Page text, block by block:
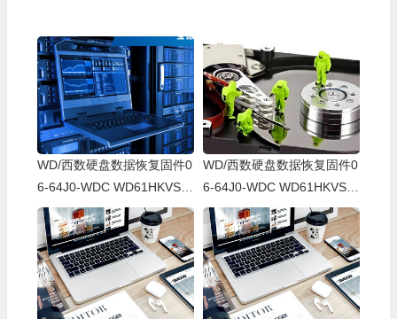
WD/西数硬盘数据恢复固件0
6-64J0-WDC WD61HKVS-7
8AUSY0-80-00A80-WD-WX
52D71DH04K-00060064-27
00
WD/西数硬盘数据恢复固件0
6-64J0-WDC WD61HKVS-7
8AUSY0-80-00A80-WD-WX
22D2143CAS-00060064-27
00